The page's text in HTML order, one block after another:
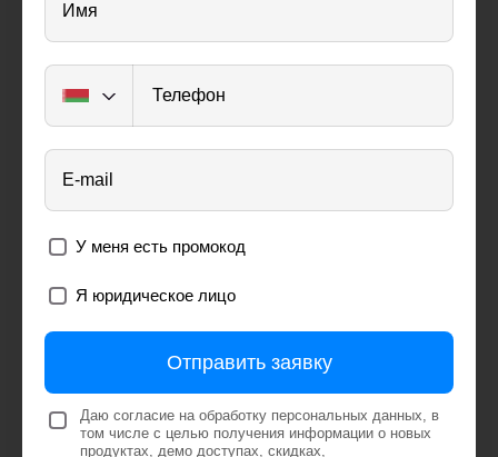
Имя
Телефон
E-mail
У меня есть промокод
Я юридическое лицо
Отправить заявку
Даю согласие на обработку персональных данных, в
том числе с целью получения информации о новых
продуктах, демо доступах, скидках,